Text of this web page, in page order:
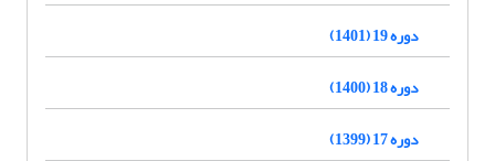
دوره 19 (1401)
دوره 18 (1400)
دوره 17 (1399)